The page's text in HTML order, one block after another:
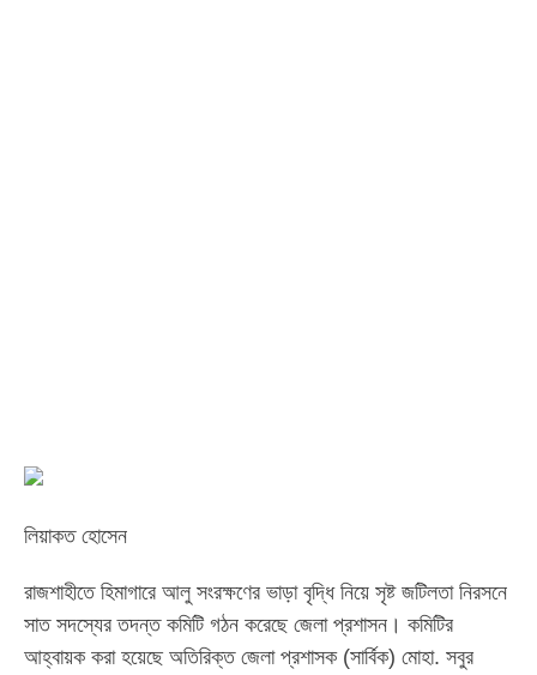
লিয়াকত হোসেন
রাজশাহীতে হিমাগারে আলু সংরক্ষণের ভাড়া বৃদ্ধি নিয়ে সৃষ্ট জটিলতা নিরসনে
সাত সদস্যের তদন্ত কমিটি গঠন করেছে জেলা প্রশাসন। কমিটির
আহ্বায়ক করা হয়েছে অতিরিক্ত জেলা প্রশাসক (সার্বিক) মোহা. সবুর